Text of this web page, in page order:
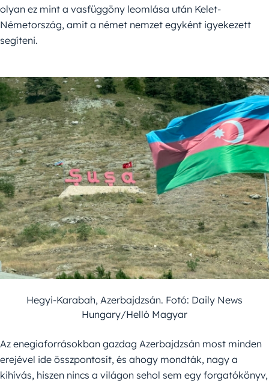
olyan ez mint a vasfüggöny leomlása után Kelet-
Németország, amit a német nemzet egyként igyekezett
segíteni.
Hegyi-Karabah, Azerbajdzsán. Fotó: Daily News
Hungary/Helló Magyar
Az enegiaforrásokban gazdag Azerbajdzsán most minden
erejével ide összpontosít, és ahogy mondták, nagy a
kihívás, hiszen nincs a világon sehol sem egy forgatókönyv,